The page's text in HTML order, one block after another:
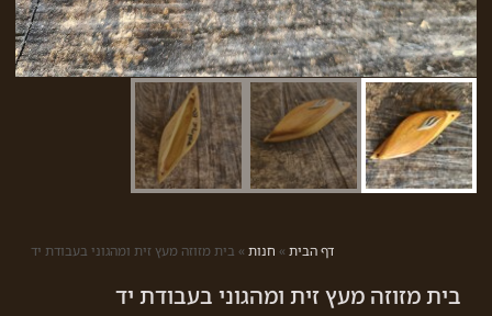
דף הבית » חנות » בית מזוזה מעץ זית ומהגוני בעבודת יד
בית מזוזה מעץ זית ומהגוני בעבודת יד